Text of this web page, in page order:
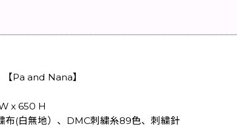
Pa and Nana】
x 650 H
布(白無地）、DMC刺繍糸89色、刺繍針